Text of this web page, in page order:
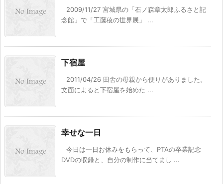
2009/11/27 宮城県の「石ノ森章太郎ふるさと記
念館」で「工藤稜の世界展」 ...
下宿屋
2011/04/26 田舎の母親から便りがありました。
文面によると下宿屋を始めた ...
幸せな一日
今日は一日お休みをもらって、PTAの卒業記念
DVDの収録と、自分の制作に当てまし ...